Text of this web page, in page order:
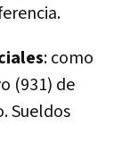
: como
(931) de
Sueldos